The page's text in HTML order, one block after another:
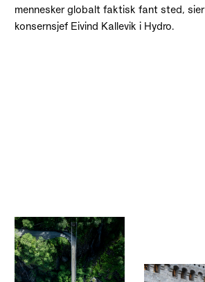
mennesker globalt faktisk fant sted, sier
konsernsjef Eivind Kallevik i Hydro.